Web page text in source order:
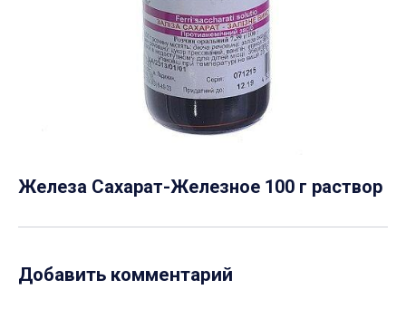
Железа Сахарат-Железное 100 г раствор
Добавить комментарий